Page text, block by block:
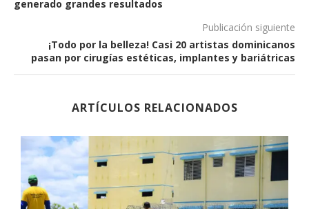
generado grandes resultados
Publicación siguiente
¡Todo por la belleza! Casi 20 artistas dominicanos
pasan por cirugías estéticas, implantes y bariátricas
ARTÍCULOS RELACIONADOS